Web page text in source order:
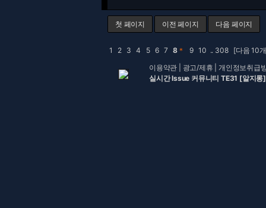
첫 페이지 이전 페이지 다음 페이지
1 2 3 4 5 6 7 8 ＊ 9 10 .. 308 [다음 10
이용약관
광고/제휴 |개인정보취급
실시간 Issue 커뮤니티 TE31 [알지